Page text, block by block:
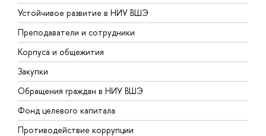
Устойчивое развитие в НИУ ВШЭ
Преподаватели и сотрудники
Корпуса и общежития
Закупки
Обращения граждан в НИУ ВШЭ
Фонд целевого капитала
Противодействие коррупции